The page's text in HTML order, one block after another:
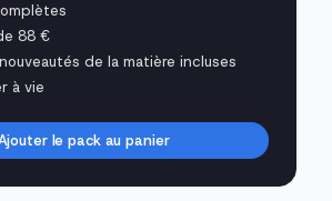
88 €
de la matière incluses
à vie
le pack au panier